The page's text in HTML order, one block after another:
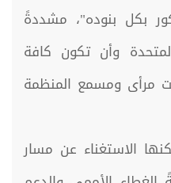
بكل بنوده"، مشددةً
وأن تكون كافة
مرأى ومسمع المنظمة
الاستغناء عن مسار